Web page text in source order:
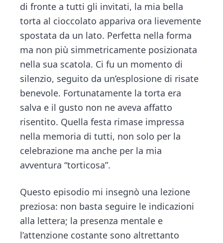
di fronte a tutti gli invitati, la mia bella
torta al cioccolato appariva ora lievemente
spostata da un lato. Perfetta nella forma
ma non più simmetricamente posizionata
nella sua scatola. Ci fu un momento di
silenzio, seguito da un’esplosione di risate
benevole. Fortunatamente la torta era
salva e il gusto non ne aveva affatto
risentito. Quella festa rimase impressa
nella memoria di tutti, non solo per la
celebrazione ma anche per la mia
avventura “torticosa”.
Questo episodio mi insegnò una lezione
preziosa: non basta seguire le indicazioni
alla lettera; la presenza mentale e
l’attenzione costante sono altrettanto